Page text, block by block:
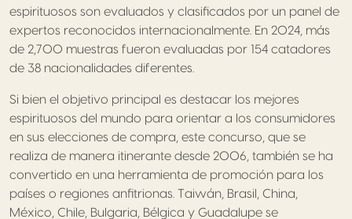
espirituosos son evaluados y clasificados por un panel de
expertos reconocidos internacionalmente. En 2024, más
de 2,700 muestras fueron evaluadas por 154 catadores
de 38 nacionalidades diferentes.
Si bien el objetivo principal es destacar los mejores
espirituosos del mundo para orientar a los consumidores
en sus elecciones de compra, este concurso, que se
realiza de manera itinerante desde 2006, también se ha
convertido en una herramienta de promoción para los
países o regiones anfitrionas. Taiwán, Brasil, China,
México, Chile, Bulgaria, Bélgica y Guadalupe se